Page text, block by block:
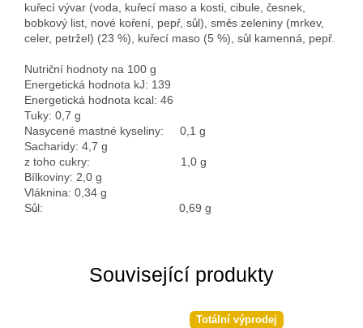
Související produkty
Totální výprodej
kuřecí vývar (voda, kuřecí maso a kosti, cibule, česnek,
bobkový list, nové koření, pepř, sůl), směs zeleniny (mrkev,
celer, petržel) (23 %), kuřecí maso (5 %), sůl kamenná, pepř.
Nutriční hodnoty na 100 g
Energetická hodnota kJ: 139
Energetická hodnota kcal: 46
Tuky: 0,7 g
Nasycené mastné kyseliny:
0,1 g
Sacharidy: 4,7 g
z toho cukry:
1,0 g
Bílkoviny: 2,0 g
Vláknina: 0,34 g
Sůl:
0,69 g